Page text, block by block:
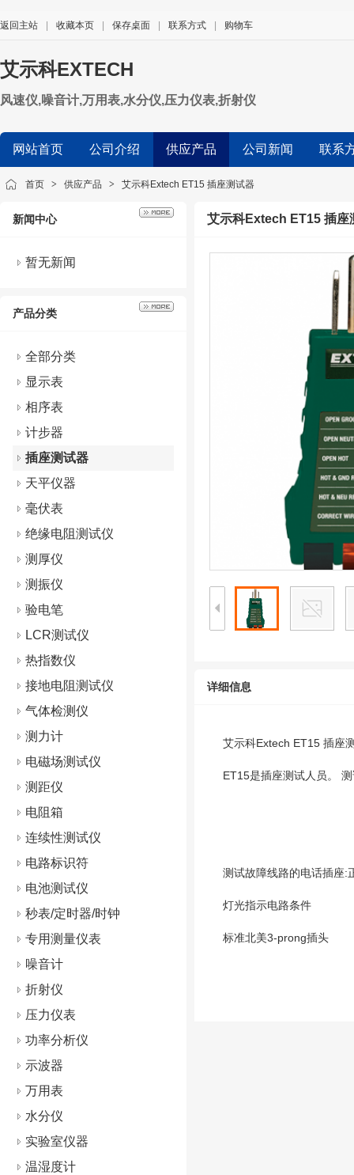
返回主站 收藏本页 保存桌面 联系方式 购物车
艾示科EXTECH
风速仪,噪音计,万用表,水分仪,压力仪表,折射仪
网站首页 公司介绍 供应产品 公司新闻 联系
首页 > 供应产品 > 艾示科Extech ET15 插座测试器
新闻中心
暂无新闻
产品分类
全部分类
显示表
相序表
计步器
插座测试器
天平仪器
毫伏表
绝缘电阻测试仪
测厚仪
测振仪
验电笔
LCR测试仪
热指数仪
接地电阻测试仪
气体检测仪
测力计
电磁场测试仪
测距仪
电阻箱
连续性测试仪
电路标识符
电池测试仪
秒表/定时器/时钟
专用测量仪表
噪音计
折射仪
压力仪表
功率分析仪
示波器
万用表
水分仪
实验室仪器
温湿度计
艾示科Extech ET15 插座
详细信息
艾示科Extech ET15 插座
ET15是插座测试人员。
测试故障线路的电话插座:
灯光指示电路条件
标准北美3-prong插头